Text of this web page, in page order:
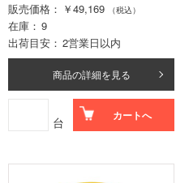
販売価格
￥49,169 （税込）
在庫
9
出荷目安
2営業日以内
商品の詳細を見る
台 カートへ